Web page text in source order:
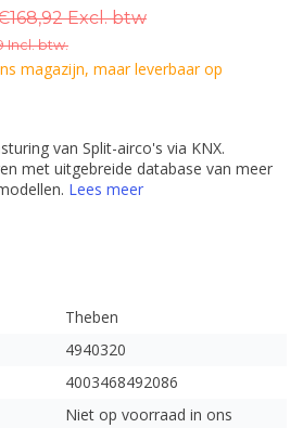
Excl. btw
Incl. btw.
magazijn, maar leverbaar op
van Split-airco's via KNX.
met uitgebreide database van meer
Lees meer
Theben
4940320
4003468492086
Niet op voorraad in ons